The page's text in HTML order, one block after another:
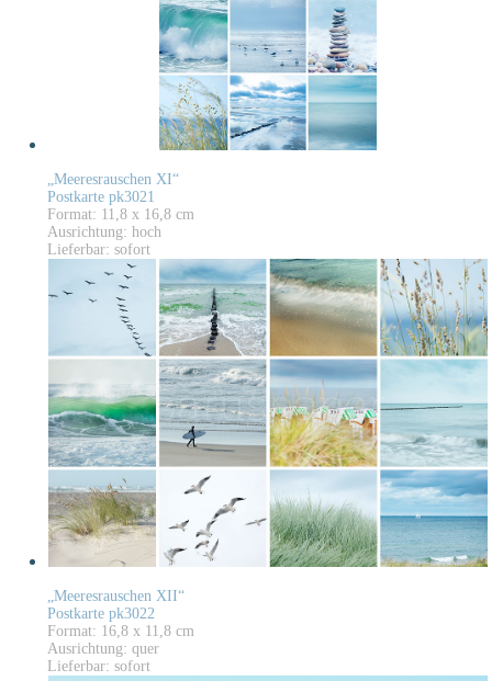
„Meeresrauschen XI“
Postkarte pk3021
Format: 11,8 x 16,8 cm
Ausrichtung: hoch
Lieferbar: sofort
„Meeresrauschen XII“
Postkarte pk3022
Format: 16,8 x 11,8 cm
Ausrichtung: quer
Lieferbar: sofort